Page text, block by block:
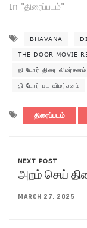
In "திரைப்படம்"
BHAVANA
THE DOOR MOVIE
தி டோர் திரை விமர்சனம்
தி டோர் பட விமர்சனம்
திரைப்படம்
NEXT POST
அறம் செய்
MARCH 27, 2025